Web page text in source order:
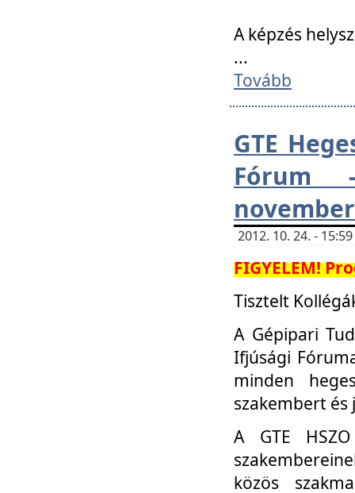
A képzés
...
Tovább
GTE
Fórum
2012. 10. 24. -
FIGYELEM!
Tisztelt
A Gépipari
Ifjúsági
minden
szakembert
A GTE
közös